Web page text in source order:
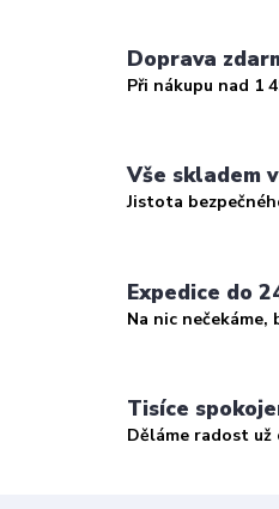
Doprava
Při nákupu nad 1
Vše skladem
Jistota
Expedice do
Na nic nečekáme,
Tisíce
Děláme radost už